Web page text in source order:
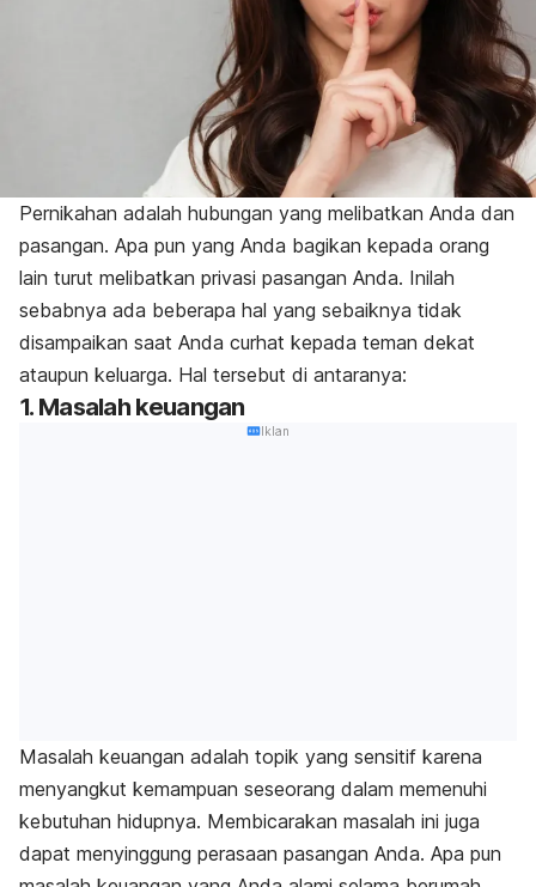
Pernikahan adalah hubungan yang melibatkan Anda dan
pasangan. Apa pun yang Anda bagikan kepada orang
lain turut melibatkan privasi pasangan Anda. Inilah
sebabnya ada beberapa hal yang sebaiknya tidak
disampaikan saat Anda curhat kepada teman dekat
ataupun keluarga. Hal tersebut di antaranya:
1. Masalah keuangan
Iklan
Masalah keuangan adalah topik yang sensitif karena
menyangkut kemampuan seseorang dalam memenuhi
kebutuhan hidupnya. Membicarakan masalah ini juga
dapat menyinggung perasaan pasangan Anda. Apa pun